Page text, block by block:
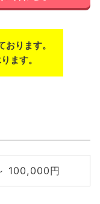
ります。
ます。
100,000円